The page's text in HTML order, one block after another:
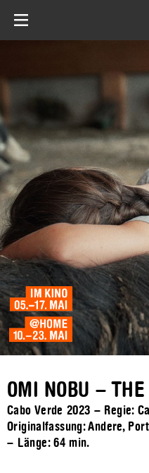
OMI NOBU –
Cabo Verde 2023 – Regie:
Originalfassung: Andere,
– Länge:64 min.